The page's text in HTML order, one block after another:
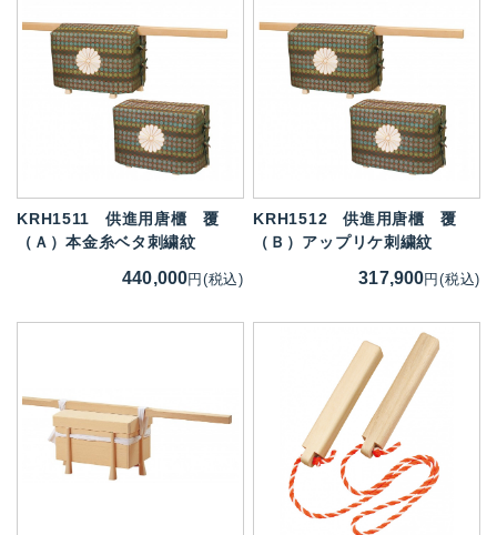
KRH1511
供進用唐櫃 覆
（Ａ）本金糸ベタ刺繍紋
440,000円(税込)
KRH1512
供進用唐櫃 覆
（Ｂ）アップリケ刺繍紋
317,900円(税込)